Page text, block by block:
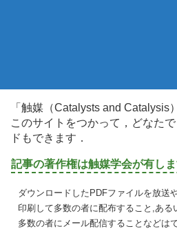
「触媒（Catalysts and
このサイトをつかって，どなた
ドもできます．
記事の著作権は触媒学会が有しま
ダウンロードしたPDFファイルを放送
印刷して多数の者に配布すること,ある
多数の者にメール配信することなどは